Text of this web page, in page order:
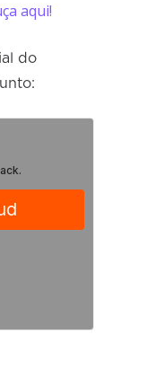
aqui!
do